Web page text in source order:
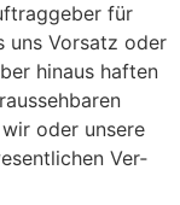
für
uns Vorsatz oder
hinaus haften
oder unsere
Ver­